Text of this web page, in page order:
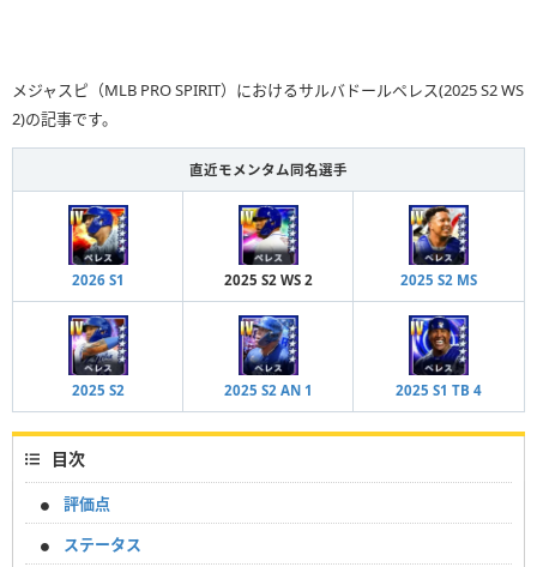
メジャスピ（MLB PRO SPIRIT）におけるサルバドールペレス(2025 S2 WS
2)の記事です。
直近モメンタム同名選手
2026 S1 2025 S2 WS 2 2025 S2 MS
2025 S2 2025 S2 AN 1 2025 S1 TB 4
目次
評価点
ステータス